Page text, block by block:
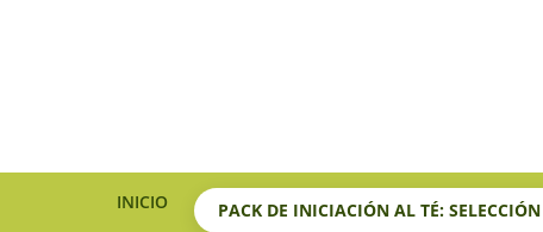
INICIO PACK DE INICIACIÓN AL TÉ: